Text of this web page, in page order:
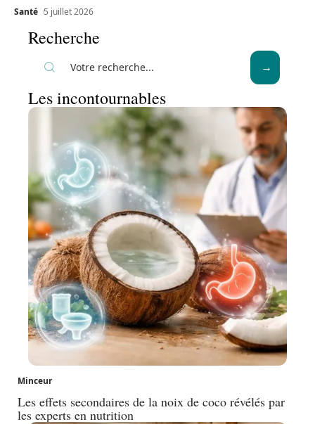
Santé 5 juillet 2026
Recherche
Les incontournables
Minceur
Les effets secondaires de la noix de coco révélés par
les experts en nutrition